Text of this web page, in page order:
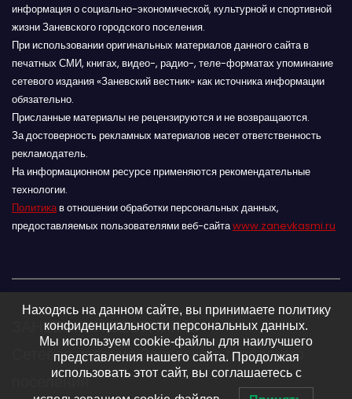
информация о социально-экономической, культурной и спортивной
жизни Заневского городского поселения.
При использовании оригинальных материалов данного сайта в
печатных СМИ, книгах, видео-, радио-, теле-форматах упоминание
сетевого издания «Заневский вестник» как источника информации
обязательно.
Присланные материалы не рецензируются и не возвращаются.
За достоверность рекламных материалов несет ответственность
рекламодатель.
На информационном ресурсе применяются рекомендательные
технологии.
Политикав отношении обработки персональных данных,
предоставляемых пользователями веб-сайтаwww.zanevkasmi.ru
ЗАНЕВСКИЙ ВЕСТНИК 16+
Сетевое издание Заневского городского
поселения
Находясь на данном сайте, вы принимаете политику
конфиденциальности персональных данных.
Мы используем cookie-файлы для наилучшего
представления нашего сайта. Продолжая
использовать этот сайт, вы соглашаетесь с